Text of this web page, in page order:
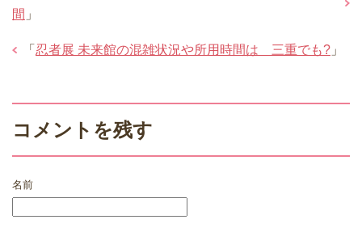
間 」
「 忍者展 未来館の混雑状況や所用時間は 三重でも? 」
コメントを残す
名前